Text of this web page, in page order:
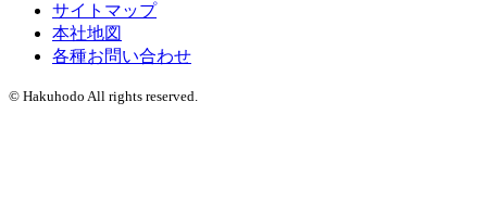
サイトマップ
本社地図
各種お問い合わせ
© Hakuhodo All rights reserved.